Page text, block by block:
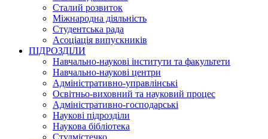
Сталий розвиток
Міжнародна діяльність
Студентська рада
Асоціація випускників
ПІДРОЗДІЛИ
Навчально-наукові інститути та факультети
Навчально-наукові центри
Адміністративно-управлінські
Освітньо-виховний та науковий процес
Адміністративно-господарські
Наукові підрозділи
Наукова бібліотека
Студмістечко